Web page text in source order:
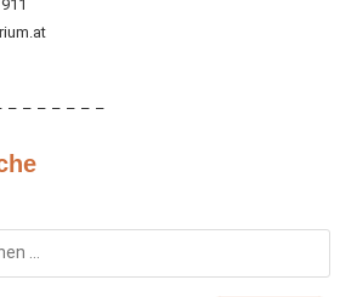
– – – – – – –